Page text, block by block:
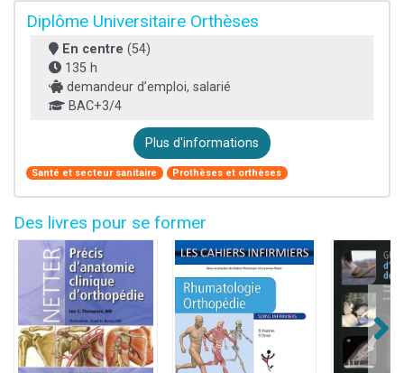
Diplôme Universitaire Orthèses
En centre (54)
135 h
demandeur d’emploi, salarié
BAC+3/4
Plus d'informations
Santé et secteur sanitaire Prothèses et orthèses
Des livres pour se former